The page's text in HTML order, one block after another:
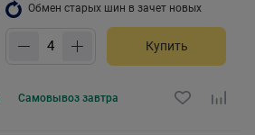
Обмен старых шин в зачет новых
Купить
Самовывоз завтра